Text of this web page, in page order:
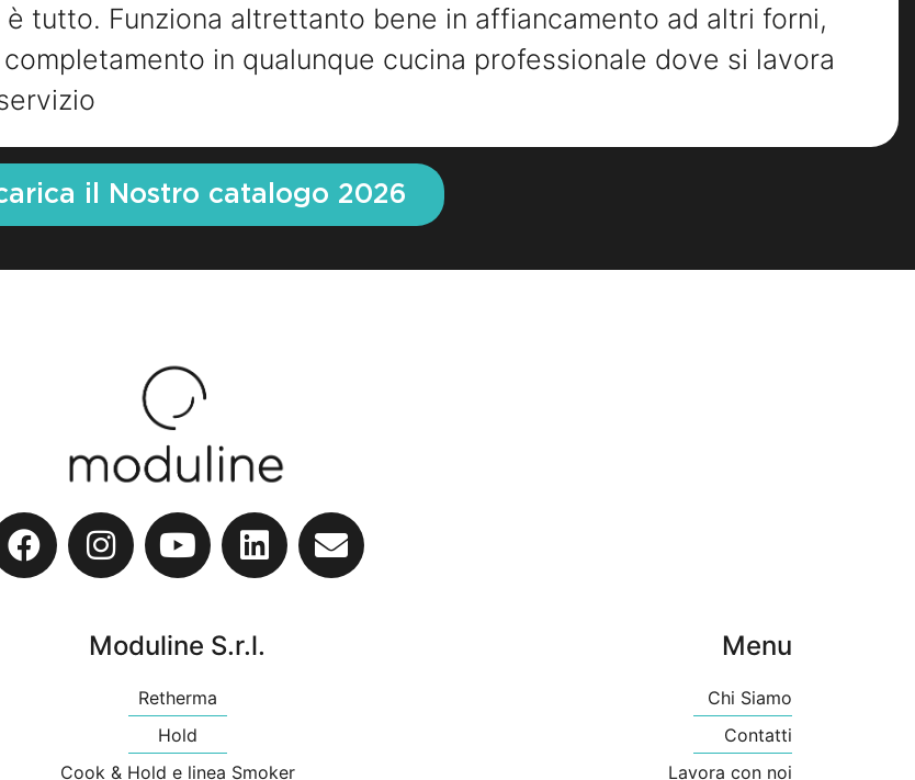
tutto. Funziona altrettanto bene in affiancamento ad altri forni,
in qualunque cucina professionale dove si lavora
il Nostro catalogo 2026
Moduline S.r.l.
Retherma
Hold
Cook & Hold e linea Smoker
Menu
Chi Siamo
Contatti
Lavora con noi